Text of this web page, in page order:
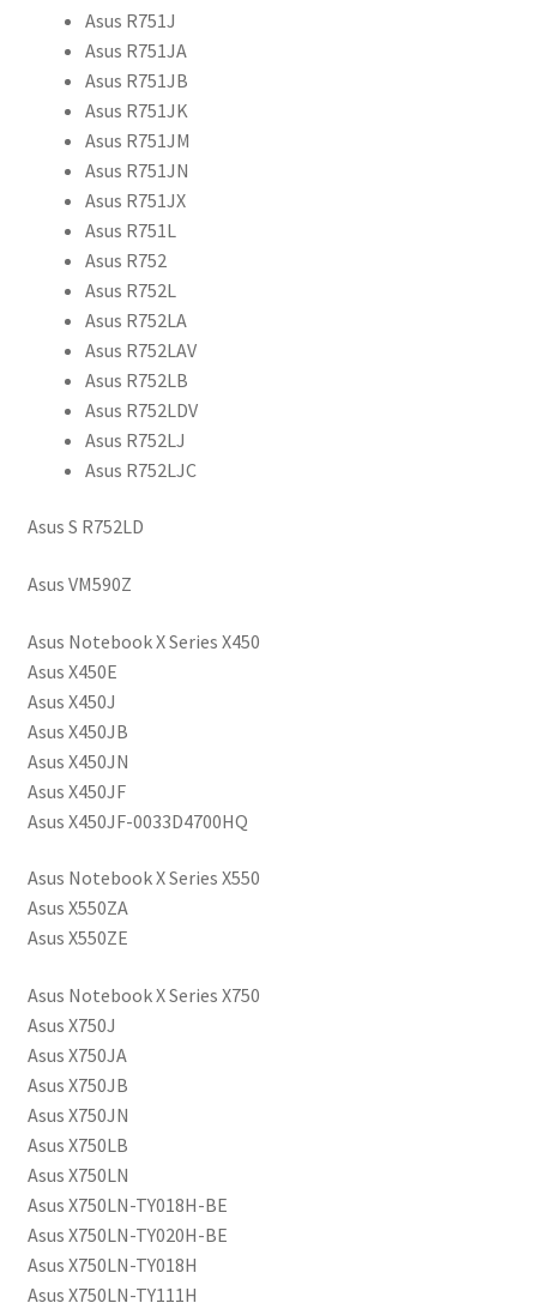
Asus R751J
Asus R751JA
Asus R751JB
Asus R751JK
Asus R751JM
Asus R751JN
Asus R751JX
Asus R751L
Asus R752
Asus R752L
Asus R752LA
Asus R752LAV
Asus R752LB
Asus R752LDV
Asus R752LJ
Asus R752LJC
Asus S R752LD
Asus VM590Z
Asus Notebook X Series X450
Asus X450E
Asus X450J
Asus X450JB
Asus X450JN
Asus X450JF
Asus X450JF-0033D4700HQ
Asus Notebook X Series X550
Asus X550ZA
Asus X550ZE
Asus Notebook X Series X750
Asus X750J
Asus X750JA
Asus X750JB
Asus X750JN
Asus X750LB
Asus X750LN
Asus X750LN-TY018H-BE
Asus X750LN-TY020H-BE
Asus X750LN-TY018H
Asus X750LN-TY111H